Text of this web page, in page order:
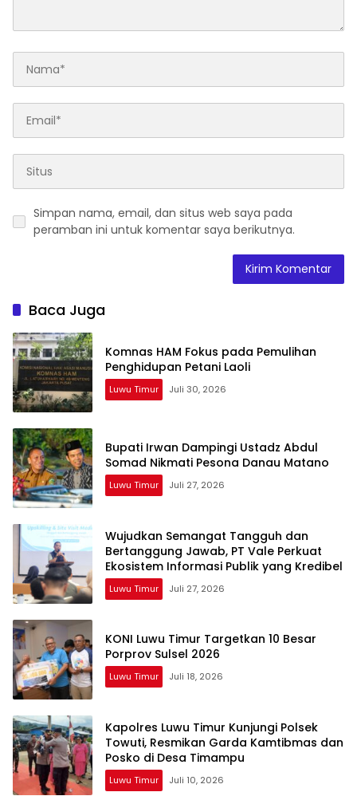
Simpan nama, email, dan situs web saya pada
peramban ini untuk komentar saya berikutnya.
Baca Juga
Komnas HAM Fokus pada Pemulihan
Penghidupan Petani Laoli
Luwu Timur Juli 30, 2026
Bupati Irwan Dampingi Ustadz Abdul
Somad Nikmati Pesona Danau Matano
Luwu Timur Juli 27, 2026
Wujudkan Semangat Tangguh dan
Bertanggung Jawab, PT Vale Perkuat
Ekosistem Informasi Publik yang Kredibel
Luwu Timur Juli 27, 2026
KONI Luwu Timur Targetkan 10 Besar
Porprov Sulsel 2026
Luwu Timur Juli 18, 2026
Kapolres Luwu Timur Kunjungi Polsek
Towuti, Resmikan Garda Kamtibmas dan
Posko di Desa Timampu
Luwu Timur Juli 10, 2026